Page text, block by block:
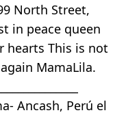
North Street,
in peace queen
hearts This is not
MamaLila.
Ancash, Perú el